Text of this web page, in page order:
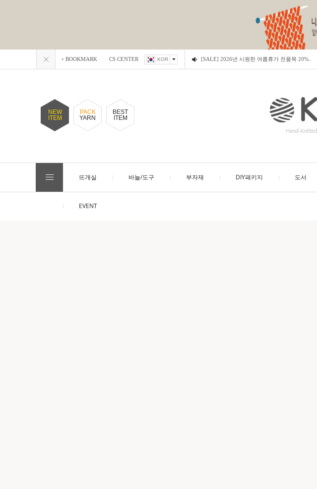
+ BOOKMARK CS CENTER KOR [SALE] 2026년 시원한 여름휴가 전품목 20%..
NEW
ITEM
PACK
YARN
BEST
ITEM
뜨개실 바늘/도구 부자재 DIY패키지 도서
EVENT